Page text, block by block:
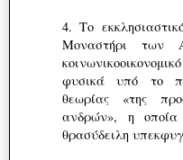
4. Το
Μοναστήρι των
φυσικά υπό το
θεωρίας «της
ανδρών», η
θρασύδειλη